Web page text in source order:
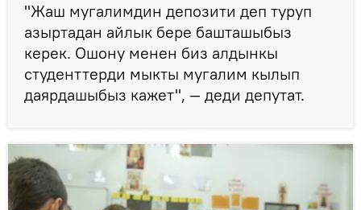
"Жаш мугалимдин депозити деп туруп
азыртадан айлык бере башташыбыз
керек. Ошону менен биз алдынкы
студенттерди мыкты мугалим кылып
даярдашыбыз кажет", — деди депутат.